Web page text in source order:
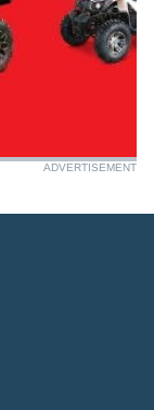
ADVERTISEMENT